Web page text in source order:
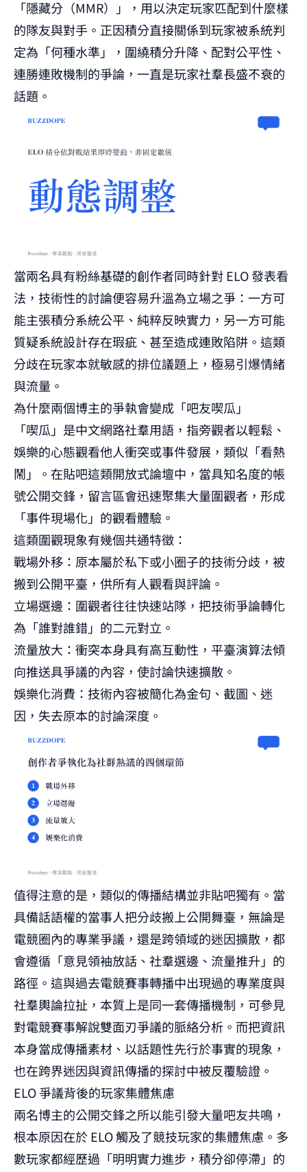
「隱藏分（MMR）」，用以決定玩家匹配到什麼樣
的隊友與對手。正因積分直接關係到玩家被系統判
定為「何種水準」，圍繞積分升降、配對公平性、
連勝連敗機制的爭論，一直是玩家社羣長盛不衰的
話題。
當兩名具有粉絲基礎的創作者同時針對 ELO 發表看
法，技術性的討論便容易升溫為立場之爭：一方可
能主張積分系統公平、純粹反映實力，另一方可能
質疑系統設計存在瑕疵、甚至造成連敗陷阱。這類
分歧在玩家本就敏感的排位議題上，極易引爆情緒
與流量。
為什麼兩個博主的爭執會變成「吧友喫瓜」
「喫瓜」是中文網路社羣用語，指旁觀者以輕鬆、
娛樂的心態觀看他人衝突或事件發展，類似「看熱
鬧」。在貼吧這類開放式論壇中，當具知名度的帳
號公開交鋒，留言區會迅速聚集大量圍觀者，形成
「事件現場化」的觀看體驗。
這類圍觀現象有幾個共通特徵：
戰場外移：原本屬於私下或小圈子的技術分歧，被
搬到公開平臺，供所有人觀看與評論。
立場選邊：圍觀者往往快速站隊，把技術爭論轉化
為「誰對誰錯」的二元對立。
流量放大：衝突本身具有高互動性，平臺演算法傾
向推送具爭議的內容，使討論快速擴散。
娛樂化消費：技術內容被簡化為金句、截圖、迷
因，失去原本的討論深度。
值得注意的是，類似的傳播結構並非貼吧獨有。當
具備話語權的當事人把分歧搬上公開舞臺，無論是
電競圈內的專業爭議，還是跨領域的迷因擴散，都
會遵循「意見領袖放話、社羣選邊、流量推升」的
路徑。這與過去電競賽事轉播中出現過的專業度與
社羣輿論拉扯，本質上是同一套傳播機制，可參見
對電競賽事解說雙面刃爭議的脈絡分析。而把資訊
本身當成傳播素材、以話題性先行於事實的現象，
也在跨界迷因與資訊傳播的探討中被反覆驗證。
ELO 爭議背後的玩家集體焦慮
兩名博主的公開交鋒之所以能引發大量吧友共鳴，
根本原因在於 ELO 觸及了競技玩家的集體焦慮。多
數玩家都經歷過「明明實力進步，積分卻停滯」的